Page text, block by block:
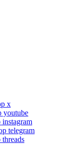
x
youtube
instagram
telegram